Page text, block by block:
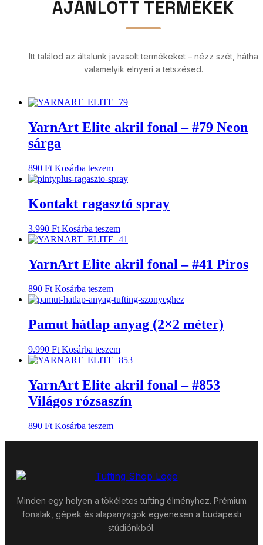
AJÁNLOTT TERMÉKEK
Itt találod az általunk javasolt termékeket – nézz szét, hátha
valamelyik elnyeri a tetszésed.
YarnArt Elite akril fonal – #79 Neon
sárga
890 Ft Kosárba teszem
Kontakt ragasztó spray
3.990 Ft Kosárba teszem
YarnArt Elite akril fonal – #41 Piros
890 Ft Kosárba teszem
Pamut hátlap anyag (2×2 méter)
9.990 Ft Kosárba teszem
YarnArt Elite akril fonal – #853
Világos rózsaszín
890 Ft Kosárba teszem
Minden egy helyen a tökéletes tufting élményhez. Prémium
fonalak, gépek és alapanyagok egyenesen a budapesti
stúdiónkból.